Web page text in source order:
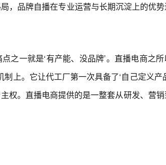
，品牌自播在专业运营与长期沉淀上的优
一就是‘有产能、没品牌’。直播电商之所
上。它让代工厂第一次具备了‘自己定义产
权。直播电商提供的是一整套从研发、营